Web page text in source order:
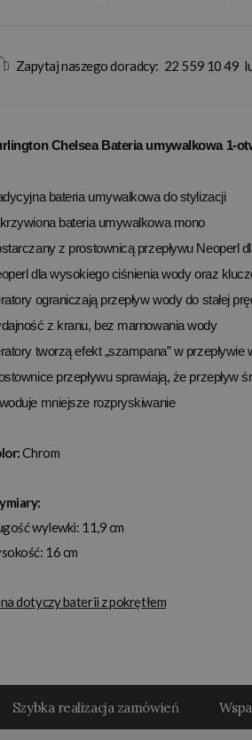
Zapytaj naszego doradcy: 22 559 10 49
Chelsea Bateria umywalkowa 1-
bateria umywalkowa do stylizacji
bateria umywalkowa mono
z prostownicą przepływu Neoperl
dla wysokiego ciśnienia wody oraz
ograniczają przepływ wody do stałej
z kranu, bez marnowania wody
tworzą efekt „szampana” w przepływie
przepływu sprawiają, że
mniejsze rozpryskiwanie
Chrom
wylewki: 11,9 cm
16 cm
dotyczy baterii z pokrętłem
Szybka realizacja zamówień